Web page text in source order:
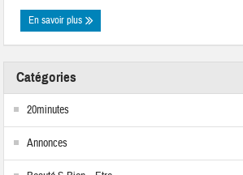
En savoir plus
Catégories
20minutes
Annonces